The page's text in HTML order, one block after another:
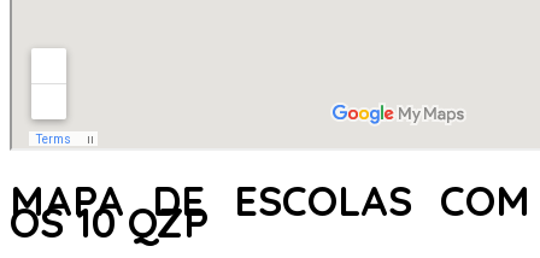
MAPA DE ESCOLAS COM
OS 10 QZP